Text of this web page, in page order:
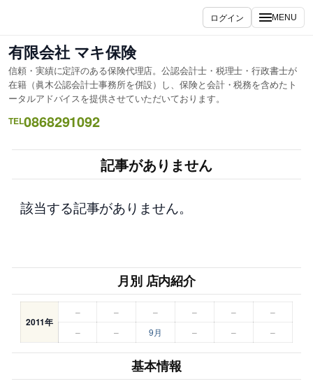
を
ス
キ
ッ
ログイン MENU
有限会社 マキ保険
信頼・実績に定評のある保険代理店。公認会計士・税理士・行政書士が
在籍（眞木公認会計士事務所を併設）し、保険と会計・税務を含めたト
ータルアドバイスを提供させていただいております。
TEL0868291092
記事がありません
該当する記事がありません。
月別 店内紹介
2011年
– – – – –
–
–
– 9月 – – –
基本情報